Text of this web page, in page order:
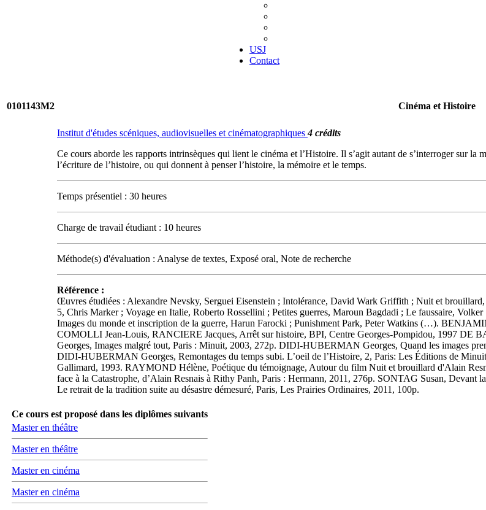
USJ
Contact
0101143M2 Cinéma et Histoire
Institut d'études scéniques, audiovisuelles et cinématographiques4 crédits
Ce cours aborde les rapports intrinsèques qui lient le cinéma et l’Histoire. Il s’agit autant de s’interroger sur
l’écriture de l’histoire, ou qui donnent à penser l’histoire, la mémoire et le temps.
Temps présentiel : 30 heures
Charge de travail étudiant : 10 heures
Méthode(s) d'évaluation : Analyse de textes, Exposé oral, Note de recherche
Référence :
Œuvres étudiées : Alexandre Nevsky, Serguei Eisenstein ; Intolérance, David Wark Griffith ; Nuit et
5, Chris Marker ; Voyage en Italie, Roberto Rossellini ; Petites guerres, Maroun Bagdadi ; Le faussaire,
Images du monde et inscription de la guerre, Harun Farocki ; Punishment Park, Peter Watkins (…).
COMOLLI Jean-Louis, RANCIERE Jacques, Arrêt sur histoire, BPI, Centre Georges-Pompidou, 1997
Georges, Images malgré tout, Paris : Minuit, 2003, 272p. DIDI-HUBERMAN Georges, Quand les images
DIDI-HUBERMAN Georges, Remontages du temps subi. L’oeil de l’Histoire, 2, Paris: Les Éditions de
Gallimard, 1993. RAYMOND Hélène, Poétique du témoignage, Autour du film Nuit et brouillard d'Alain
face à la Catastrophe, d’Alain Resnais à Rithy Panh, Paris : Hermann, 2011, 276p. SONTAG Susan,
Le retrait de la tradition suite au désastre démesuré, Paris, Les Prairies Ordinaires, 2011, 100p.
Ce cours est proposé dans les diplômes suivants
Master en théâtre
Master en théâtre
Master en cinéma
Master en cinéma